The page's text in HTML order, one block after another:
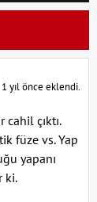
1 yıl önce eklendi.
çıktı.
füze vs. Yap
yapanı
ki.